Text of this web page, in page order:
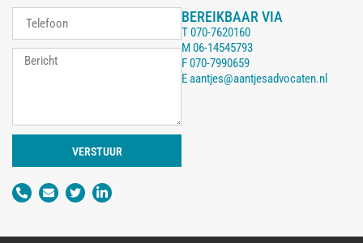
VERSTUUR
BEREIKBAAR VIA
T070-7620160
M06-14545793
F070-7990659
Eaantjes@aantjesadvocaten.nl